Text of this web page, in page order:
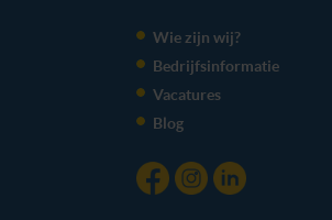
Wie zijn wij?
Bedrijfsinformatie
Vacatures
Blog